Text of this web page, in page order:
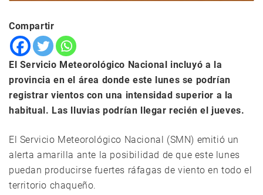
Compartir
El Servicio Meteorológico Nacional incluyó a la
provincia en el área donde este lunes se podrían
registrar vientos con una intensidad superior a la
habitual. Las lluvias podrían llegar recién el jueves.
El Servicio Meteorológico Nacional (SMN) emitió un
alerta amarilla ante la posibilidad de que este lunes
puedan producirse fuertes ráfagas de viento en todo el
territorio chaqueño.